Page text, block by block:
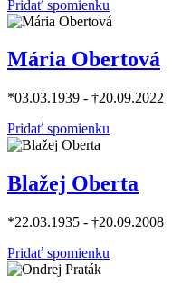
Pridať spomienku
Mária Obertová
*03.03.1939 - †20.09.2022
Pridať spomienku
Blažej Oberta
*22.03.1935 - †20.09.2008
Pridať spomienku